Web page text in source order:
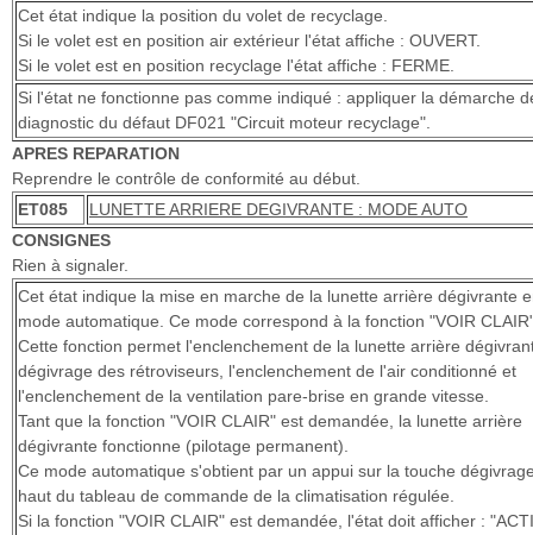
Cet état indique la position du volet de recyclage.
Si le volet est en position air extérieur l'état affiche : OUVERT.
Si le volet est en position recyclage l'état affiche : FERME.
Si l'état ne fonctionne pas comme indiqué : appliquer la démarche
diagnostic du défaut DF021 "Circuit moteur recyclage".
APRES REPARATION
Reprendre le contrôle de conformité au début.
ET085
LUNETTE ARRIERE DEGIVRANTE : MODE AUTO
CONSIGNES
Rien à signaler.
Cet état indique la mise en marche de la lunette arrière dégivrante
mode automatique. Ce mode correspond à la fonction "VOIR
Cette fonction permet l'enclenchement de la lunette arrière
dégivrage des rétroviseurs, l'enclenchement de l'air conditionné et
l'enclenchement de la ventilation pare-brise en grande vitesse.
Tant que la fonction "VOIR CLAIR" est demandée, la lunette arrière
dégivrante fonctionne (pilotage permanent).
Ce mode automatique s'obtient par un appui sur la touche
haut du tableau de commande de la climatisation régulée.
Si la fonction "VOIR CLAIR" est demandée, l'état doit afficher :